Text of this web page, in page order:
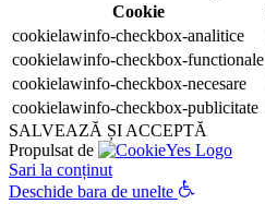
Cookie
cookielawinfo-checkbox-analitice
cookielawinfo-checkbox-functionale
cookielawinfo-checkbox-necesare
cookielawinfo-checkbox-publicitate
SALVEAZĂ ȘI ACCEPTĂ
Propulsat de
Sari la conținut
Deschide bara de unelte